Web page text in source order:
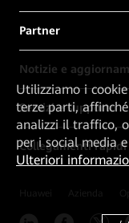
Partner
Notizie e
Servizi e supporto
Collegamenti rapidi
Utilizziamo i
terze parti,
analizzi il traffico,
per i social media
Ulteriori